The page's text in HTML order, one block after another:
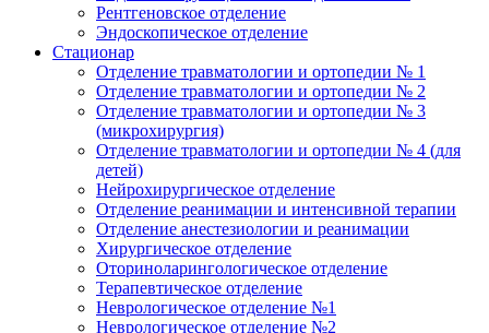
Рентгеновское отделение
Эндоскопическое отделение
Стационар
Отделение травматологии и ортопедии № 1
Отделение травматологии и ортопедии № 2
Отделение травматологии и ортопедии № 3
(микрохирургия)
Отделение травматологии и ортопедии № 4 (для
детей)
Нейрохирургическое отделение
Отделение реанимации и интенсивной терапии
Отделение анестезиологии и реанимации
Хирургическое отделение
Оториноларингологическое отделение
Терапевтическое отделение
Неврологическое отделение №1
Неврологическое отделение №2